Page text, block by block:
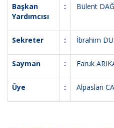
Başkan
Yardımcısı
: Bülent
Sekreter : İbrahim
Sayman : Faruk
Üye : Alpaslan